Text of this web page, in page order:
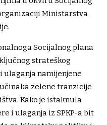
Ministarstva
Socijalnog plana
strateškog
namijenjene
zelene tranzicije
Kako je istaknula
i ulaganja iz SPKP-a bit